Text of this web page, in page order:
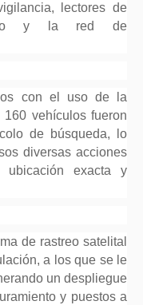
lectores de
y la red de
con el uso de la
160 vehículos fueron
de búsqueda, lo
diversas acciones
ubicación exacta y
de rastreo satelital
a los que se le
un despliegue
y puestos a